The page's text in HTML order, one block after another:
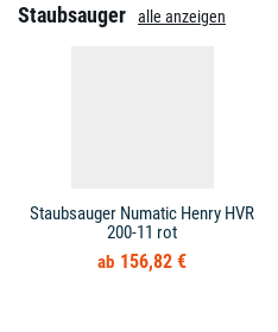
Staubsauger alle anzeigen
Staubsauger Numatic Henry HVR
200-11 rot
156,82 €